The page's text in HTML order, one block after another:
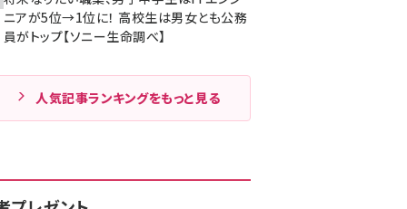
ニアが5位→1位に！ 高校生は男女とも公務
員がトップ【ソニー生命調べ】
人気記事ランキングをもっと見る